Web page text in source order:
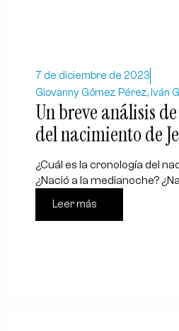
7 de diciembre de 2023
Giovanny Gómez Pérez, Iván
Un breve análisis
del nacimiento de
¿Cuál es la cronología del
¿Nació a la medianoche?
Leer más